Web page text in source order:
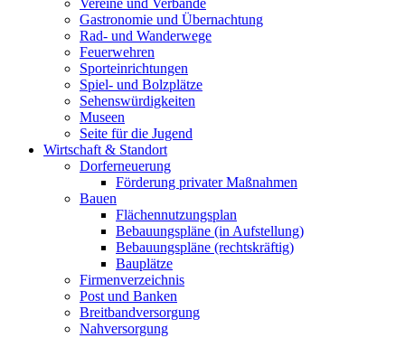
Vereine und Verbände
Gastronomie und Übernachtung
Rad- und Wanderwege
Feuerwehren
Sporteinrichtungen
Spiel- und Bolzplätze
Sehenswürdigkeiten
Museen
Seite für die Jugend
Wirtschaft & Standort
Dorferneuerung
Förderung privater Maßnahmen
Bauen
Flächennutzungsplan
Bebauungspläne (in Aufstellung)
Bebauungspläne (rechtskräftig)
Bauplätze
Firmenverzeichnis
Post und Banken
Breitbandversorgung
Nahversorgung